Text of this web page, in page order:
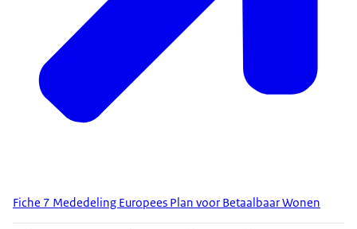
Fiche 7 Mededeling Europees Plan voor Betaalbaar Wonen